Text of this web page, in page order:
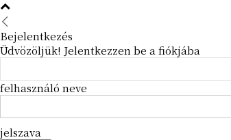
Bejelentkezés
Üdvözöljük! Jelentkezzen be a fiókjába
felhasználó neve
jelszava